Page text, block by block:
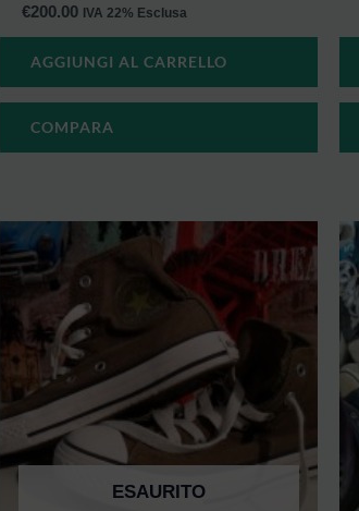
€200.00 IVA 22% Esclusa
AGGIUNGI AL CARRELLO
COMPARA
ESAURITO